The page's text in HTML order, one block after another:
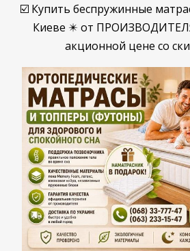
☑️ Купить беспружинные
Киеве ✴️ от
акционной цене со